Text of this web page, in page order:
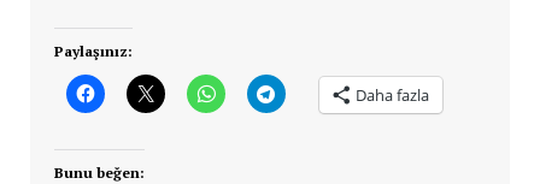
Paylaşınız:
Daha fazla
Bunu beğen: